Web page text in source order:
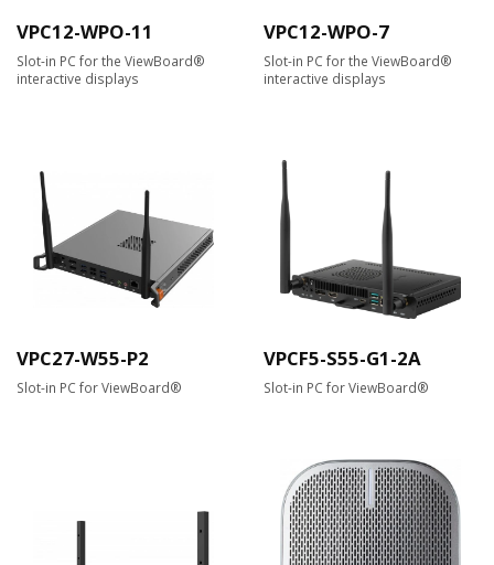
VPC12-WPO-11
Slot-in PC for the ViewBoard®
interactive displays
VPC12-WPO-7
Slot-in PC for the ViewBoard®
interactive displays
VPC27-W55-P2
Slot-in PC for ViewBoard®
VPCF5-S55-G1-2A
Slot-in PC for ViewBoard®